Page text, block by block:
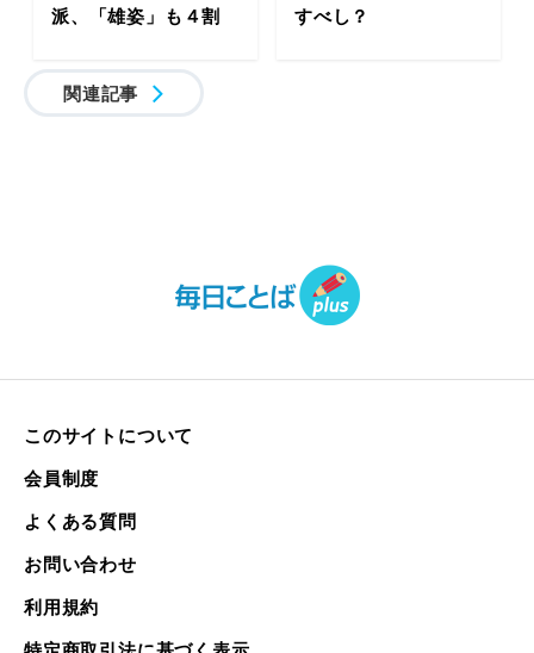
派、「雄姿」も４割
すべし？
関連記事
このサイトについて
会員制度
よくある質問
お問い合わせ
利用規約